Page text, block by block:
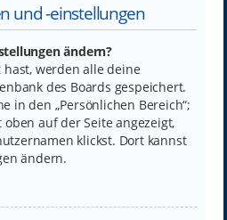
und -einstellungen
ändern?
werden alle deine
des Boards gespeichert.
in den „Persönlichen Bereich“;
auf der Seite angezeigt,
klickst. Dort kannst
ändern.